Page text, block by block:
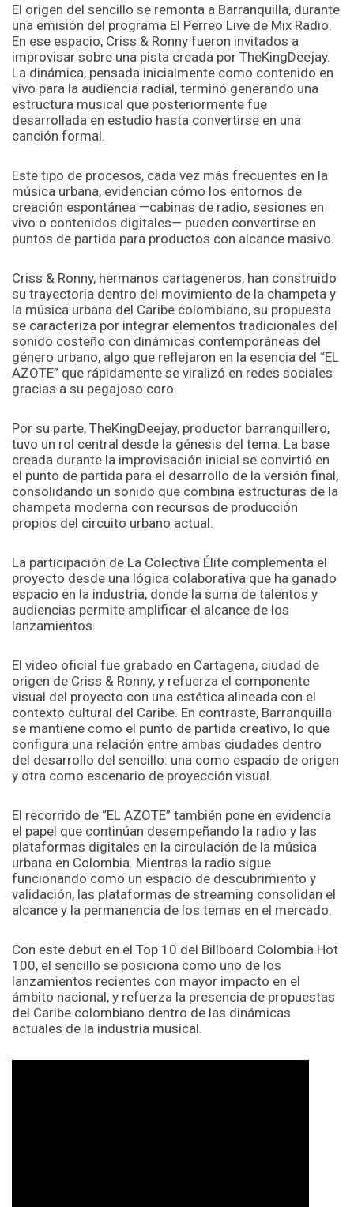
El origen del sencillo se remonta a Barranquilla, durante
una emisión del programa El Perreo Live de Mix Radio.
En ese espacio, Criss & Ronny fueron invitados a
improvisar sobre una pista creada por TheKingDeejay.
La dinámica, pensada inicialmente como contenido en
vivo para la audiencia radial, terminó generando una
estructura musical que posteriormente fue
desarrollada en estudio hasta convertirse en una
canción formal.
Este tipo de procesos, cada vez más frecuentes en la
música urbana, evidencian cómo los entornos de
creación espontánea —cabinas de radio, sesiones en
vivo o contenidos digitales— pueden convertirse en
puntos de partida para productos con alcance masivo.
Criss & Ronny, hermanos cartageneros, han construido
su trayectoria dentro del movimiento de la champeta y
la música urbana del Caribe colombiano, su propuesta
se caracteriza por integrar elementos tradicionales del
sonido costeño con dinámicas contemporáneas del
género urbano, algo que reflejaron en la esencia del “EL
AZOTE” que rápidamente se viralizó en redes sociales
gracias a su pegajoso coro.
Por su parte, TheKingDeejay, productor barranquillero,
tuvo un rol central desde la génesis del tema. La base
creada durante la improvisación inicial se convirtió en
el punto de partida para el desarrollo de la versión final,
consolidando un sonido que combina estructuras de la
champeta moderna con recursos de producción
propios del circuito urbano actual.
La participación de La Colectiva Élite complementa el
proyecto desde una lógica colaborativa que ha ganado
espacio en la industria, donde la suma de talentos y
audiencias permite amplificar el alcance de los
lanzamientos.
El video oficial fue grabado en Cartagena, ciudad de
origen de Criss & Ronny, y refuerza el componente
visual del proyecto con una estética alineada con el
contexto cultural del Caribe. En contraste, Barranquilla
se mantiene como el punto de partida creativo, lo que
configura una relación entre ambas ciudades dentro
del desarrollo del sencillo: una como espacio de origen
y otra como escenario de proyección visual.
El recorrido de “EL AZOTE” también pone en evidencia
el papel que continúan desempeñando la radio y las
plataformas digitales en la circulación de la música
urbana en Colombia. Mientras la radio sigue
funcionando como un espacio de descubrimiento y
validación, las plataformas de streaming consolidan el
alcance y la permanencia de los temas en el mercado.
Con este debut en el Top 10 del Billboard Colombia Hot
100, el sencillo se posiciona como uno de los
lanzamientos recientes con mayor impacto en el
ámbito nacional, y refuerza la presencia de propuestas
del Caribe colombiano dentro de las dinámicas
actuales de la industria musical.